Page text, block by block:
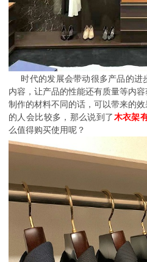
时代的发展会带动很多产品的进
内容，让产品的性能还有质量等内
制作的材料不同的话，可以带来的
的人会比较多，那么说到了 木衣架
么值得购买使用呢？